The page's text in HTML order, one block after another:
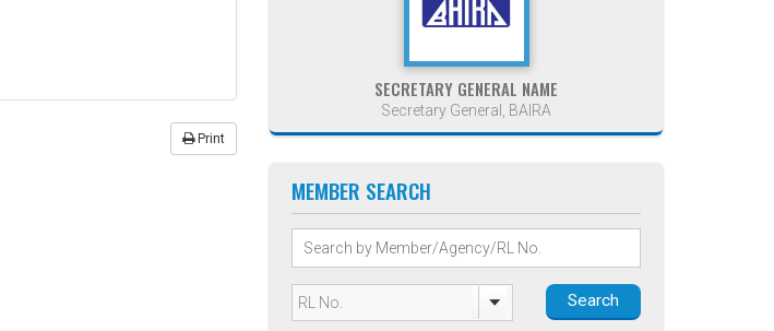
Print
SECRETARY GENERAL NAME
Secretary General, BAIRA
MEMBER SEARCH
Search